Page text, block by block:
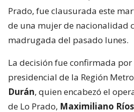
Prado, fue clausurada este
de una mujer de nacionalidad
madrugada del pasado lunes.
La decisión fue confirmada
presidencial de la Región
Durán, quien encabezó el
de Lo Prado, Maximiliano Ríos